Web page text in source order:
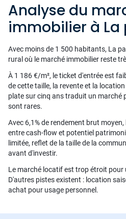
Analyse du
immobilier à
Avec moins de 1 500 habitants, La
rural où le marché immobilier reste
À 1 186 €/m², le ticket d'entrée est
de cette taille, la revente et la
plate sur cinq ans traduit un marché
sont rares.
Avec 6,1% de rendement brut
entre cash-flow et potentiel
limitée, reflet de la taille de la
avant d'investir.
Le marché locatif est trop étroit
D'autres pistes existent : location
achat pour usage personnel.